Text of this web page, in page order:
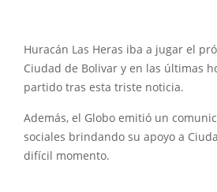
Huracán Las Heras iba a jugar el
Ciudad de Bolivar y en las últimas
partido tras esta triste noticia.
Además, el Globo emitió un
sociales brindando su apoyo a
difícil momento.